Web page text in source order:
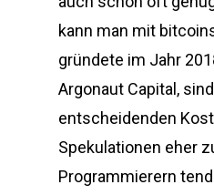
kann man mit
gründete im Jahr
Argonaut Capital,
entscheidenden
Spekulationen eher
Programmierern